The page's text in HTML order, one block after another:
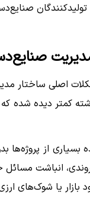
تولیدکنندگان
اصلی ساختار
کمتر دیده شده
از پروژه‌ها
انباشت
بازار یا شوک‌های